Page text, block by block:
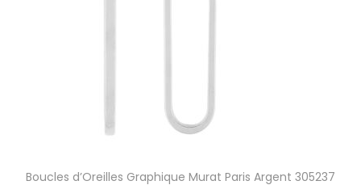
Boucles d’Oreilles Graphique Murat Paris Argent 305237